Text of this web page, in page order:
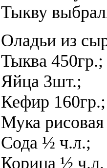
Тыкву
Оладьи из
Тыква 450гр.;
Яйца 3шт.;
Кефир 160гр.;
Мука
Сода ½ ч.л.;
Корица ½ ч.л.